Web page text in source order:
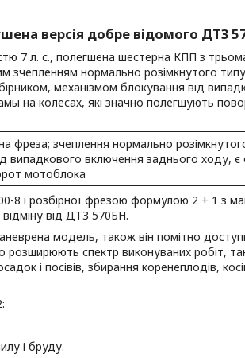
версія добре відомого ДТЗ
7 л. с., полегшена шестерна КПП з
зчепленням нормально розімкнутого
механізмом блокування від
на колесах, які значно полегшують
фреза; зчеплення нормально
випадкового включення заднього ходу, є
мотоблока
8 і розбірної фрезою формулою 2 + 1 з
від ДТЗ 570БН.
модель, також він помітно
спектр виконуваних робіт,
і посівів, збирання коренеплодів,
і бруду.